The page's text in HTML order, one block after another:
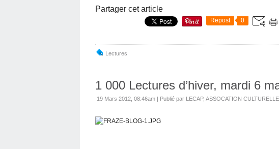
Partager cet article
Repost 0
Lectures
1 000 Lectures d’hiver, mardi 6
19 Mars 2012, 08:46am | Publié par LECAP, ASSOCATION CULTURELLE